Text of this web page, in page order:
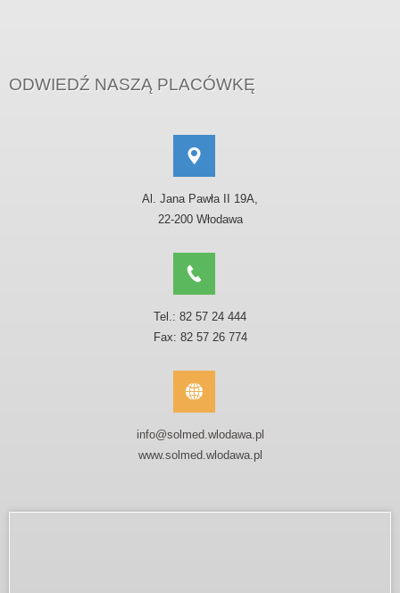
ODWIEDŹ NASZĄ PLACÓWKĘ
Al. Jana Pawła II 19A,
22-200 Włodawa
Tel.: 82 57 24 444
Fax: 82 57 26 774
info@solmed.wlodawa.pl
www.solmed.wlodawa.pl